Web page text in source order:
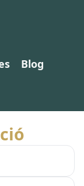
Blog